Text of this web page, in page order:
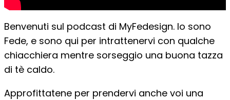
Benvenuti sul podcast di MyFedesign. Io sono
Fede, e sono qui per intrattenervi con qualche
chiacchiera mentre sorseggio una buona tazza
di tè caldo.
Approfittatene per prendervi anche voi una